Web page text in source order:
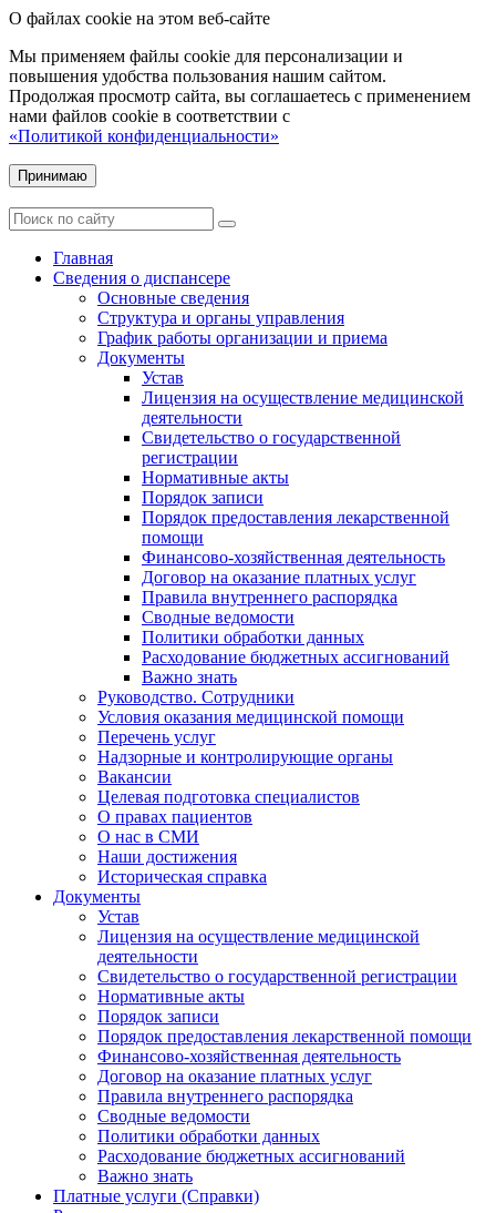
О файлах cookie на этом веб-сайте
Мы применяем файлы cookie для персонализации и
повышения удобства пользования нашим сайтом.
Продолжая просмотр сайта, вы соглашаетесь с применением
нами файлов cookie в соответствии с
«Политикой конфиденциальности»
Принимаю
Главная
Сведения о диспансере
Основные сведения
Структура и органы управления
График работы организации и приема
Документы
Устав
Лицензия на осуществление медицинской
деятельности
Свидетельство о государственной
регистрации
Нормативные акты
Порядок записи
Порядок предоставления лекарственной
помощи
Финансово-хозяйственная деятельность
Договор на оказание платных услуг
Правила внутреннего распорядка
Сводные ведомости
Политики обработки данных
Расходование бюджетных ассигнований
Важно знать
Руководство. Сотрудники
Условия оказания медицинской помощи
Перечень услуг
Надзорные и контролирующие органы
Вакансии
Целевая подготовка специалистов
О правах пациентов
О нас в СМИ
Наши достижения
Историческая справка
Документы
Устав
Лицензия на осуществление медицинской
деятельности
Свидетельство о государственной регистрации
Нормативные акты
Порядок записи
Порядок предоставления лекарственной помощи
Финансово-хозяйственная деятельность
Договор на оказание платных услуг
Правила внутреннего распорядка
Сводные ведомости
Политики обработки данных
Расходование бюджетных ассигнований
Важно знать
Платные услуги (Справки)